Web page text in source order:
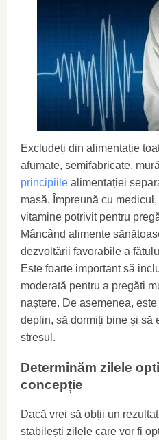
Excludeți din alimentație
afumate, semifabricate,
principiile alimentației
masă. Împreună cu
vitamine potrivit pentru
Mâncând alimente
dezvoltării favorabile a
Este foarte important să
moderată pentru a pregăti
naștere. De asemenea,
deplin, să dormiți bine și să
stresul.
Determinăm zilele
concepție
Dacă vrei să obții un
stabilești zilele care vor fi